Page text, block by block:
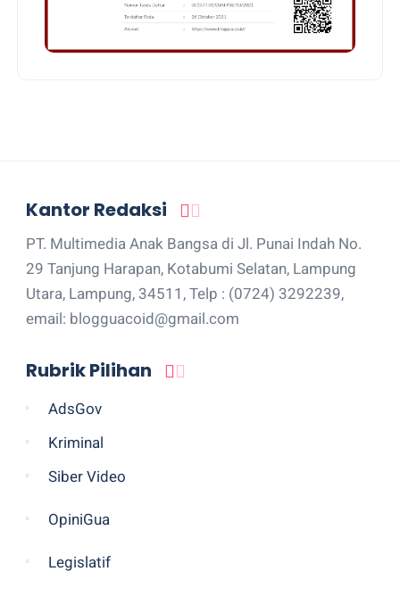
Kantor Redaksi
PT. Multimedia Anak Bangsa di Jl. Punai Indah No.
29 Tanjung Harapan, Kotabumi Selatan, Lampung
Utara, Lampung, 34511, Telp : (0724) 3292239,
email: blogguacoid@gmail.com
Rubrik Pilihan
AdsGov
Kriminal
Siber Video
OpiniGua
Legislatif